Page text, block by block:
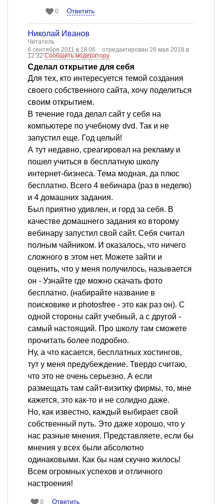
0 Ответить
Николай Иванов
Читатель
6 сентября 2011 в 18:06
отредактирован 26 мая 2018 в
12:32Сообщить модератору
Сделал открытие для себя
Для тех, кто интересуется темой создания
своего собственного сайта, хочу поделиться
своим открытием.
В течение года делал сайт у себя на
компьютере по учебному dvd. Так и не
запустил еще. Год целый!
А тут недавно, среагировал на рекламу и
пошел учиться в бесплатную школу
интернет-бизнеса. Тема модная, да плюс
бесплатно. Всего 4 вебинара (раз в неделю)
и 4 домашних задания.
Был приятно удивлен, и горд за себя. В
качестве домашнего задания ко второму
вебинару запустил свой сайт. Себя считал
полным чайником. И оказалось, что ничего
сложного в этом нет. Можете зайти и
оценить, что у меня получилось, называется
он - Узнайте где можно скачать фото
бесплатно. (набирайте название в
поисковике и photosfree - это как раз он). С
одной стороны сайт учебный, а с другой -
самый настоящий. Про школу там сможете
прочитать более подробно.
Ну, а что касается, бесплатных хостингов,
тут у меня предубеждение. Твердо считаю,
что это не очень серьезно. А если
размещать там сайт-визитку фирмы, то, мне
кажется, это как-то и не солидно даже.
Но, как известно, каждый выбирает свой
собственный путь. Это даже хорошо, что у
нас разные мнения. Представляете, если бы
мнения у всех были абсолютно
одинаковыми. Как бы нам скучно жилось!
Всем огромных успехов и отличного
настроения!
0 Ответить